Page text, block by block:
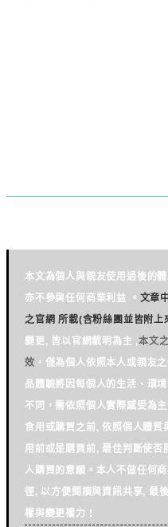
本文為個人與親友使用過後的
亦不參與任何商業利益
。 文章
之官網 所載(含粉絲團並皆附上
變更, 皆以官網載明為主 ,本文
效 ，僅為個人依照本人或親友
品體驗將因每個人的生活、環
不同，需依照個人實際感受為
食用或購買之前, 依照個人體
用前或是購買前, 最佳判斷使否
人購買的意願。本人不做任何
徑, 以方便閱讀與資訊共享, 最
權與變更權力 !